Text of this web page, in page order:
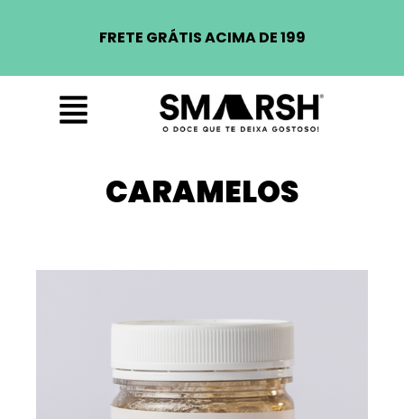
FRETE GRÁTIS ACIMA DE 199
CARAMELOS